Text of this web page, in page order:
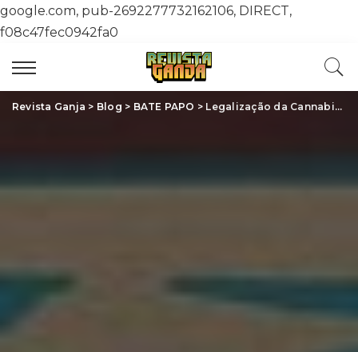
google.com, pub-2692277732162106, DIRECT,
f08c47fec0942fa0
Revista Ganja > Blog > BATE PAPO > Legalização da Cannabis: O Que Você Precisa Saber Sobre Esta Tendência Global